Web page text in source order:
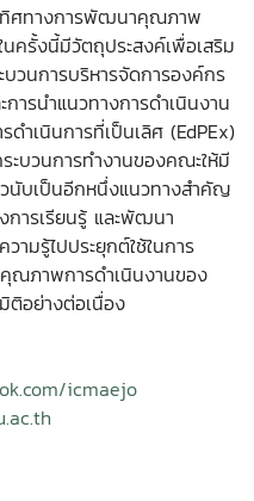
ทิศทางการพัฒนาคุณภาพ
ครั้งนี้มีวัตถุประสงค์เพื่อเสริม
บวนการบริหารจัดการองค์กร
ารนำแนวทางการดำเนินงาน
เนินการที่เป็นเลิศ (EdPEx)
ะบวนการทำงานของคณะให้มี
นับเป็นอีกหนึ่งแนวทางสำคัญ
การเรียนรู้ และพัฒนา
ามรู้ไปประยุกต์ใช้ในการ
ณภาพการดำเนินงานของ
ติอย่างต่อเนื่อง
icmaejo